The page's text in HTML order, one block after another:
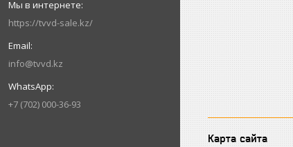
https://tvvd-sale.kz/
info@tvvd.kz
+7 (702) 000-36-93
Карта сайта